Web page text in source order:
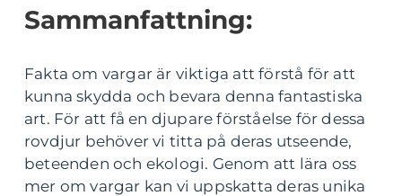
Sammanfattning:
Fakta om vargar är viktiga att förstå för att
kunna skydda och bevara denna fantastiska
art. För att få en djupare förståelse för dessa
rovdjur behöver vi titta på deras utseende,
beteenden och ekologi. Genom att lära oss
mer om vargar kan vi uppskatta deras unika